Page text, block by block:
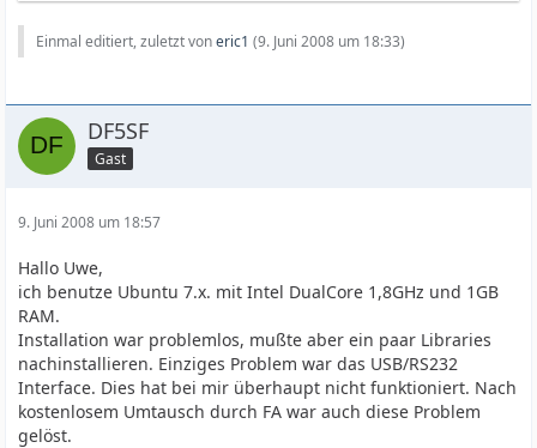
Einmal editiert, zuletzt voneric1 (9. Juni 2008 um 18:33)
DF5SF
Gast
9. Juni 2008 um 18:57
Hallo Uwe,
ich benutze Ubuntu 7.x. mit Intel DualCore 1,8GHz und 1GB
RAM.
Installation war problemlos, mußte aber ein paar Libraries
nachinstallieren. Einziges Problem war das USB/RS232
Interface. Dies hat bei mir überhaupt nicht funktioniert. Nach
kostenlosem Umtausch durch FA war auch diese Problem
gelöst.